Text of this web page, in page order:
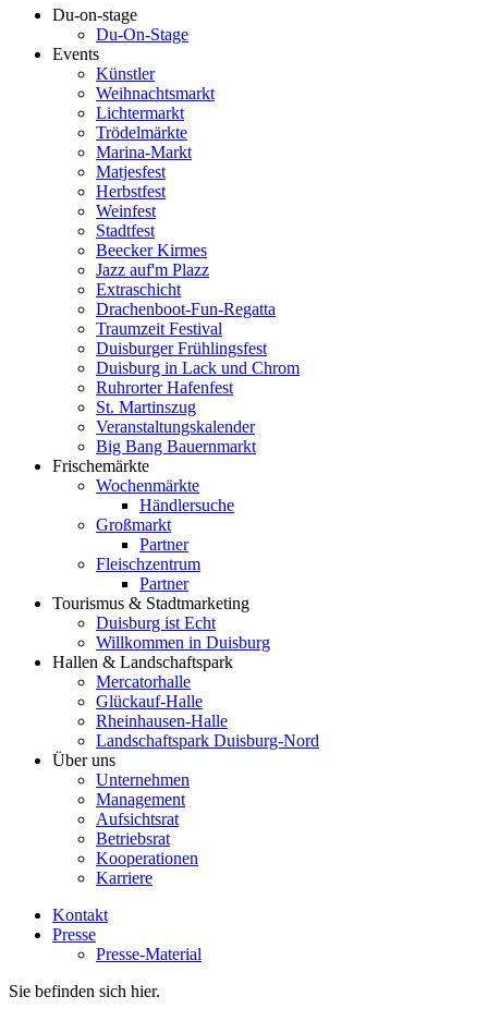
Du-on-stage
Du-On-Stage
Events
Künstler
Weihnachtsmarkt
Lichtermarkt
Trödelmärkte
Marina-Markt
Matjesfest
Herbstfest
Weinfest
Stadtfest
Beecker Kirmes
Jazz auf'm Plazz
Extraschicht
Drachenboot-Fun-Regatta
Traumzeit Festival
Duisburger Frühlingsfest
Duisburg in Lack und Chrom
Ruhrorter Hafenfest
St. Martinszug
Veranstaltungskalender
Big Bang Bauernmarkt
Frischemärkte
Wochenmärkte
Händlersuche
Großmarkt
Partner
Fleischzentrum
Partner
Tourismus & Stadtmarketing
Duisburg ist Echt
Willkommen in Duisburg
Hallen & Landschaftspark
Mercatorhalle
Glückauf-Halle
Rheinhausen-Halle
Landschaftspark Duisburg-Nord
Über uns
Unternehmen
Management
Aufsichtsrat
Betriebsrat
Kooperationen
Karriere
Kontakt
Presse
Presse-Material
Sie befinden sich hier.